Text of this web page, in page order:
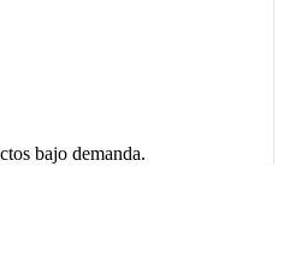
bajo demanda.